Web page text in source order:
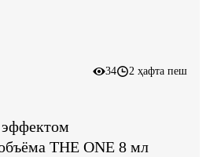
34 2 ҳафта пеш
THE ONE 8 мл